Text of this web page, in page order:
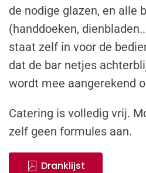
de nodige glazen, en alle
(handdoeken,
staat zelf in voor de
dat de bar netjes
wordt mee aangerekend
Catering is volledig vrij.
zelf geen formules aan.
Dranklijst